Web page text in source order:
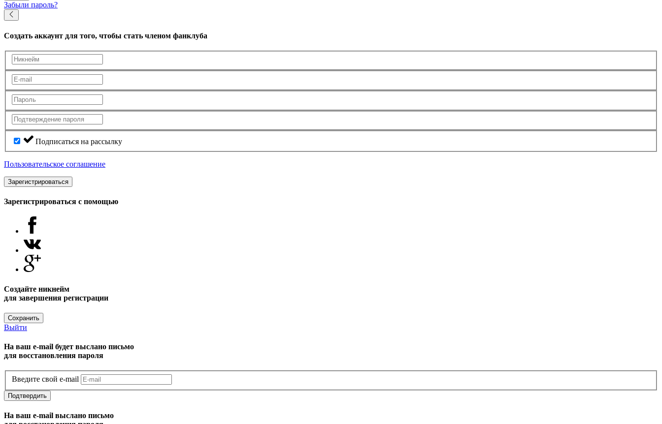
Забыли пароль?
Создать аккаунт для того, чтобы стать членом фанклуба
Подписаться на рассылку
Пользовательское соглашение
Зарегистрироваться
Зарегистрироваться с помощью
Создайте никнейм
для завершения регистрации
Сохранить
Выйти
На ваш e-mail будет выслано письмо
для восстановления пароля
Введите свой e-mail
Подтвердить
На ваш e-mail выслано письмо